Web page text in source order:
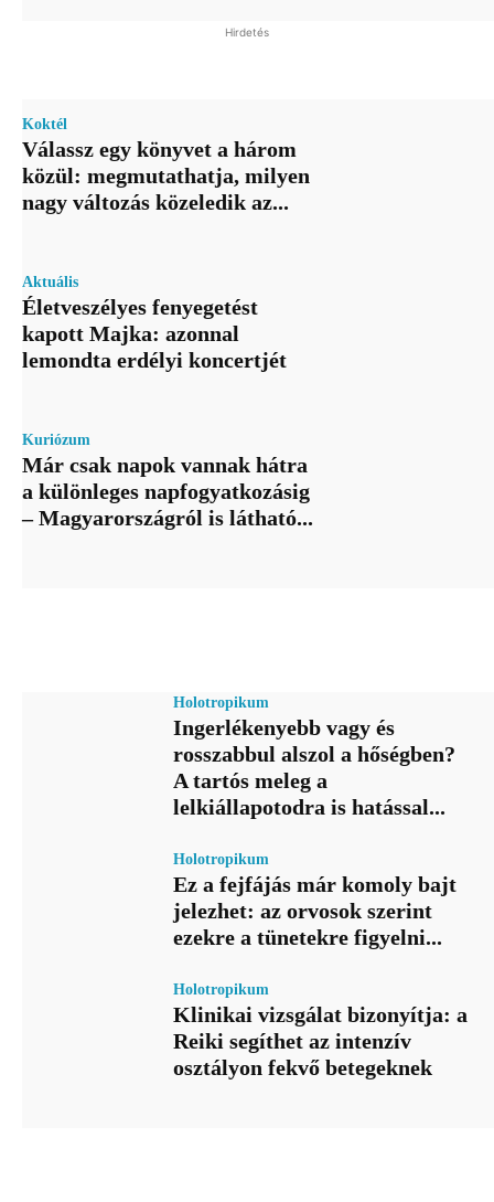
Hirdetés
Koktél
Válassz egy könyvet a három
közül: megmutathatja, milyen
nagy változás közeledik az...
Aktuális
Életveszélyes fenyegetést
kapott Majka: azonnal
lemondta erdélyi koncertjét
Kuriózum
Már csak napok vannak hátra
a különleges napfogyatkozásig
– Magyarországról is látható...
Holotropikum
Ingerlékenyebb vagy és
rosszabbul alszol a hőségben?
A tartós meleg a
lelkiállapotodra is hatással...
Holotropikum
Ez a fejfájás már komoly bajt
jelezhet: az orvosok szerint
ezekre a tünetekre figyelni...
Holotropikum
Klinikai vizsgálat bizonyítja: a
Reiki segíthet az intenzív
osztályon fekvő betegeknek